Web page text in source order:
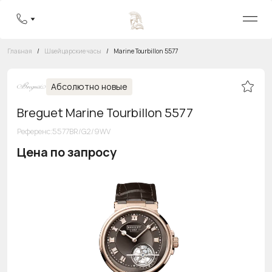
Бесплатная горячая линия8 800 555-95-99
Главная / Швейцарские часы / Marine Tourbillon 5577
Абсолютно новые
Breguet Marine Tourbillon 5577
Референс:5577BR/G2/9WV
Цена по запросу